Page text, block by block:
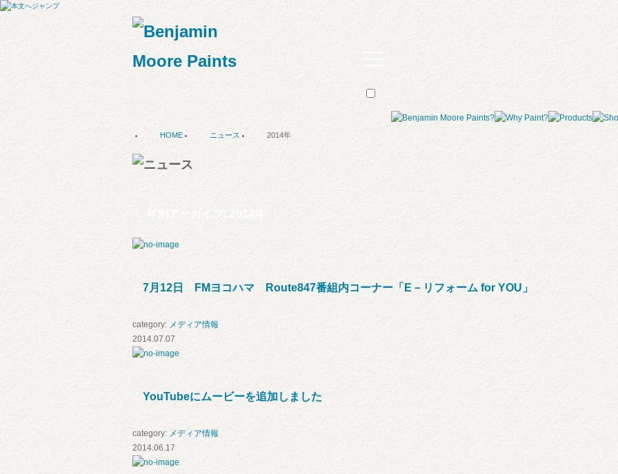
HOME ニュース 2014年
年別アーカイブ: 2014年
7月12日 FMヨコハマ Route847番組内コーナー「E－リフォーム for YOU」
category: メディア情報
2014.07.07
YouTubeにムービーを追加しました
category: メディア情報
2014.06.17